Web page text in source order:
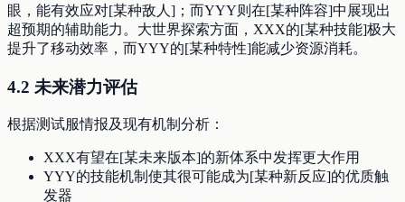
眼，能有效应对[某种敌人]；而YYY则在[某种阵容]中展现出
超预期的辅助能力。大世界探索方面，XXX的[某种技能]极大
提升了移动效率，而YYY的[某种特性]能减少资源消耗。
4.2 未来潜力评估
根据测试服情报及现有机制分析：
XXX有望在[某未来版本]的新体系中发挥更大作用
YYY的技能机制使其很可能成为[某种新反应]的优质触
发器